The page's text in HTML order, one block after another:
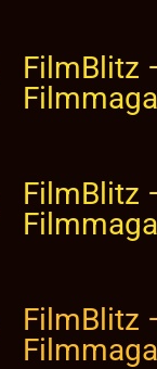
FilmBlitz
FilmBlitz
FilmBlitz